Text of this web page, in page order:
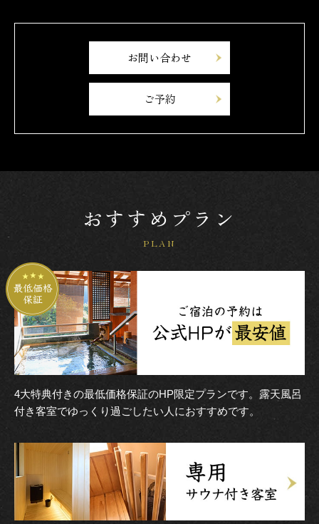
お問い合わせ
ご予約
おすすめプラン
PLAN
4大特典付きの最低価格保証のHP限定プランです。露天風呂
付き客室でゆっくり過ごしたい人におすすめです。